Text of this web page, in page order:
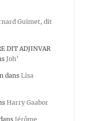
Guimet, dit
DIT ADJINVAR
Joh’
dans Lisa
Harry Gaabor
Jérôme